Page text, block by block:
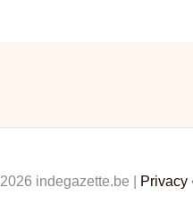
indegazette.be | Privacy